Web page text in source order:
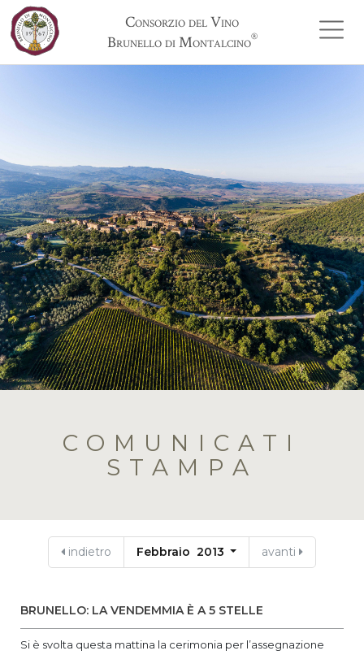
Consorzio del Vino
Brunello di Montalcino®
COMUNICATI
STAMPA
indietro Febbraio 2013 avanti
BRUNELLO: LA VENDEMMIA È A 5 STELLE
Si è svolta questa mattina la cerimonia per l’assegnazione